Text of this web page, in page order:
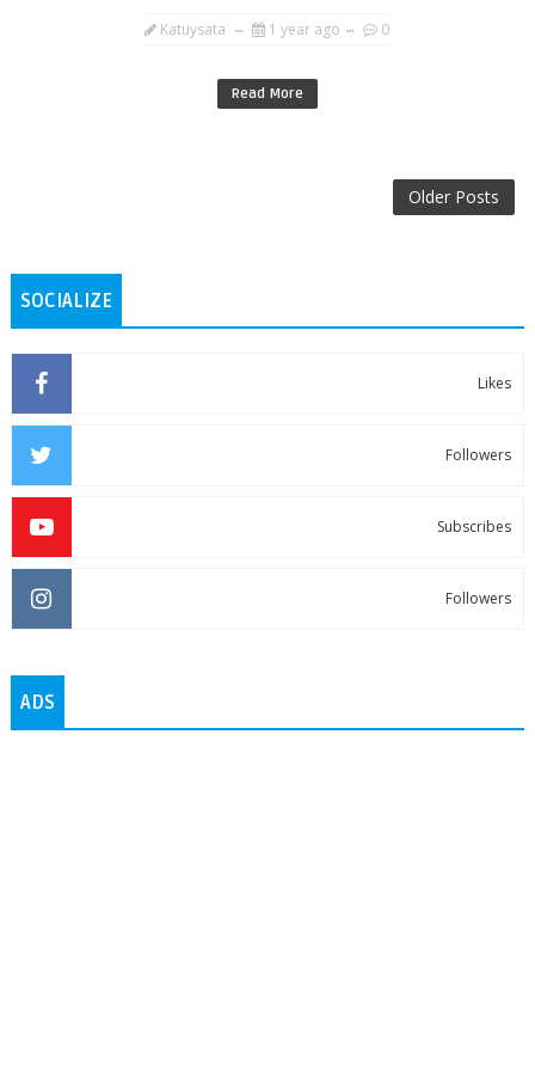
Katuysata 1 year ago 0
Read More
Older Posts
SOCIALIZE
Likes
Followers
Subscribes
Followers
ADS